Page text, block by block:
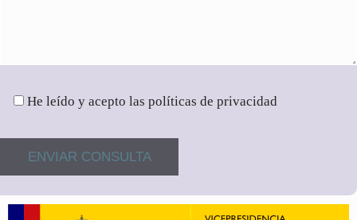
He leído y acepto las políticas de privacidad